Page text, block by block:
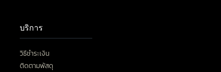
บริการ
วิธีชำระเงิน
ติดตามพัสดุ